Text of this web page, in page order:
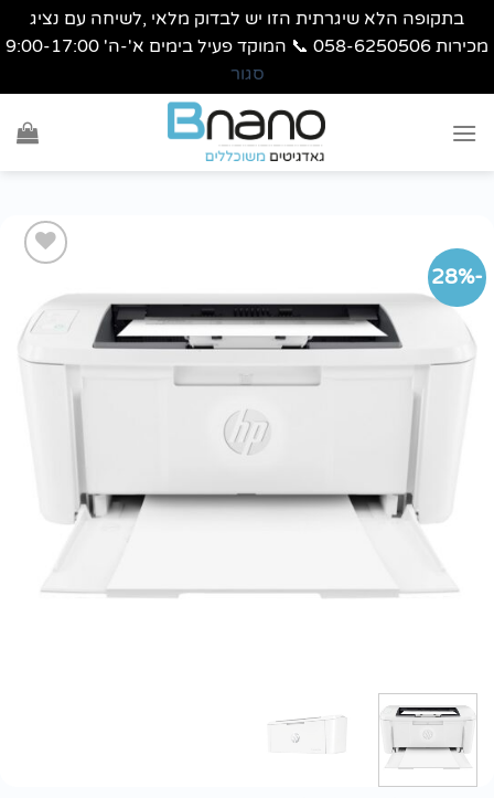
בתקופה הלא שיגרתית הזו יש לבדוק מלאי ,לשיחה עם נציג
מכירות 058-6250506 📞 המוקד פעיל בימים א'-ה' 9:00-17:00
סגור
-28%
הוסף
wishlist